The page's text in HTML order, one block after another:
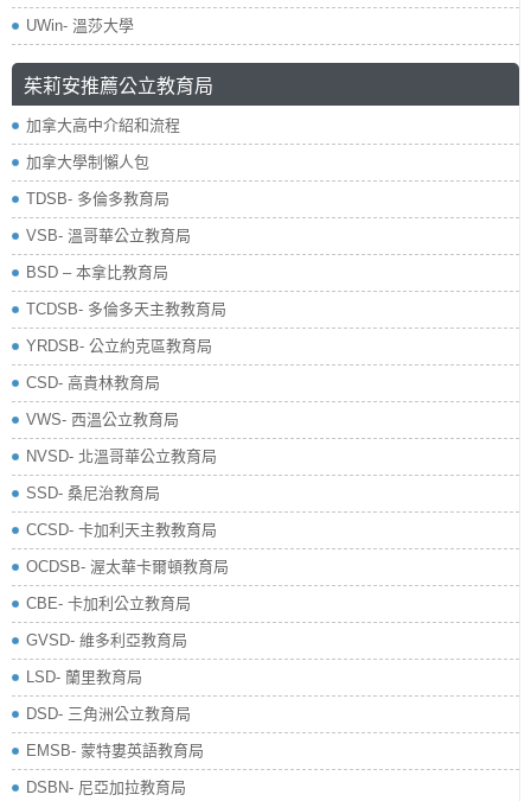
UWin- 溫莎大學
茱莉安推薦公立教育局
加拿大高中介紹和流程
加拿大學制懶人包
TDSB- 多倫多教育局
VSB- 溫哥華公立教育局
BSD – 本拿比教育局
TCDSB- 多倫多天主教教育局
YRDSB- 公立約克區教育局
​CSD- 高貴林教育局
VWS- 西溫公立教育局
NVSD- 北溫哥華公立教育局
SSD- 桑尼治教育局
CCSD- 卡加利天主教教育局
OCDSB- 渥太華卡爾頓教育局
CBE- 卡加利公立教育局
GVSD- 維多利亞教育局
LSD- 蘭里教育局
DSD- 三角洲公立教育局
EMSB- 蒙特婁英語教育局
DSBN- 尼亞加拉教育局